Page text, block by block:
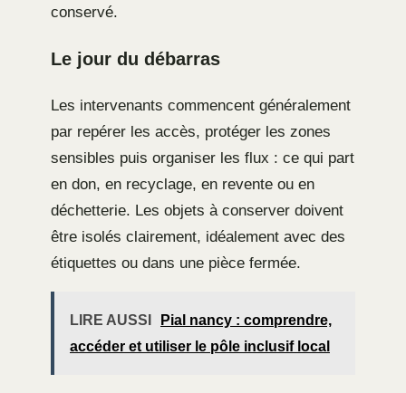
conservé.
Le jour du débarras
Les intervenants commencent généralement
par repérer les accès, protéger les zones
sensibles puis organiser les flux : ce qui part
en don, en recyclage, en revente ou en
déchetterie. Les objets à conserver doivent
être isolés clairement, idéalement avec des
étiquettes ou dans une pièce fermée.
LIRE AUSSI
Pial nancy : comprendre,
accéder et utiliser le pôle inclusif local